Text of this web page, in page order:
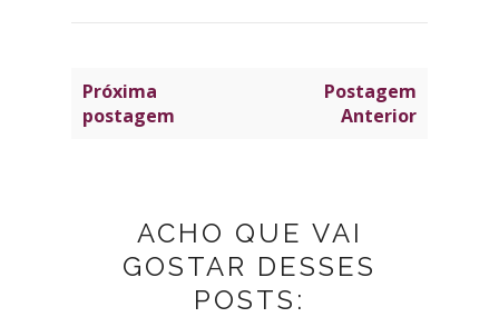
Próxima
postagem
Postagem
Anterior
ACHO QUE VAI
GOSTAR DESSES
POSTS: